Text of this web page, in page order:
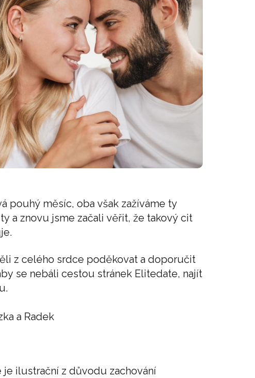
pouhý měsíc, oba však zažíváme ty
a znovu jsme začali věřit, že takový cit
z celého srdce poděkovat a doporučit
se nebáli cestou stránek Elitedate, najít
a Radek
ilustrační z důvodu zachování